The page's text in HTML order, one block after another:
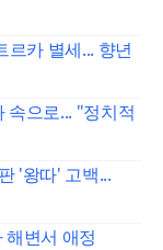
카 별세... 향년
속으로... "정치적
'왕따' 고백...
변서 애정